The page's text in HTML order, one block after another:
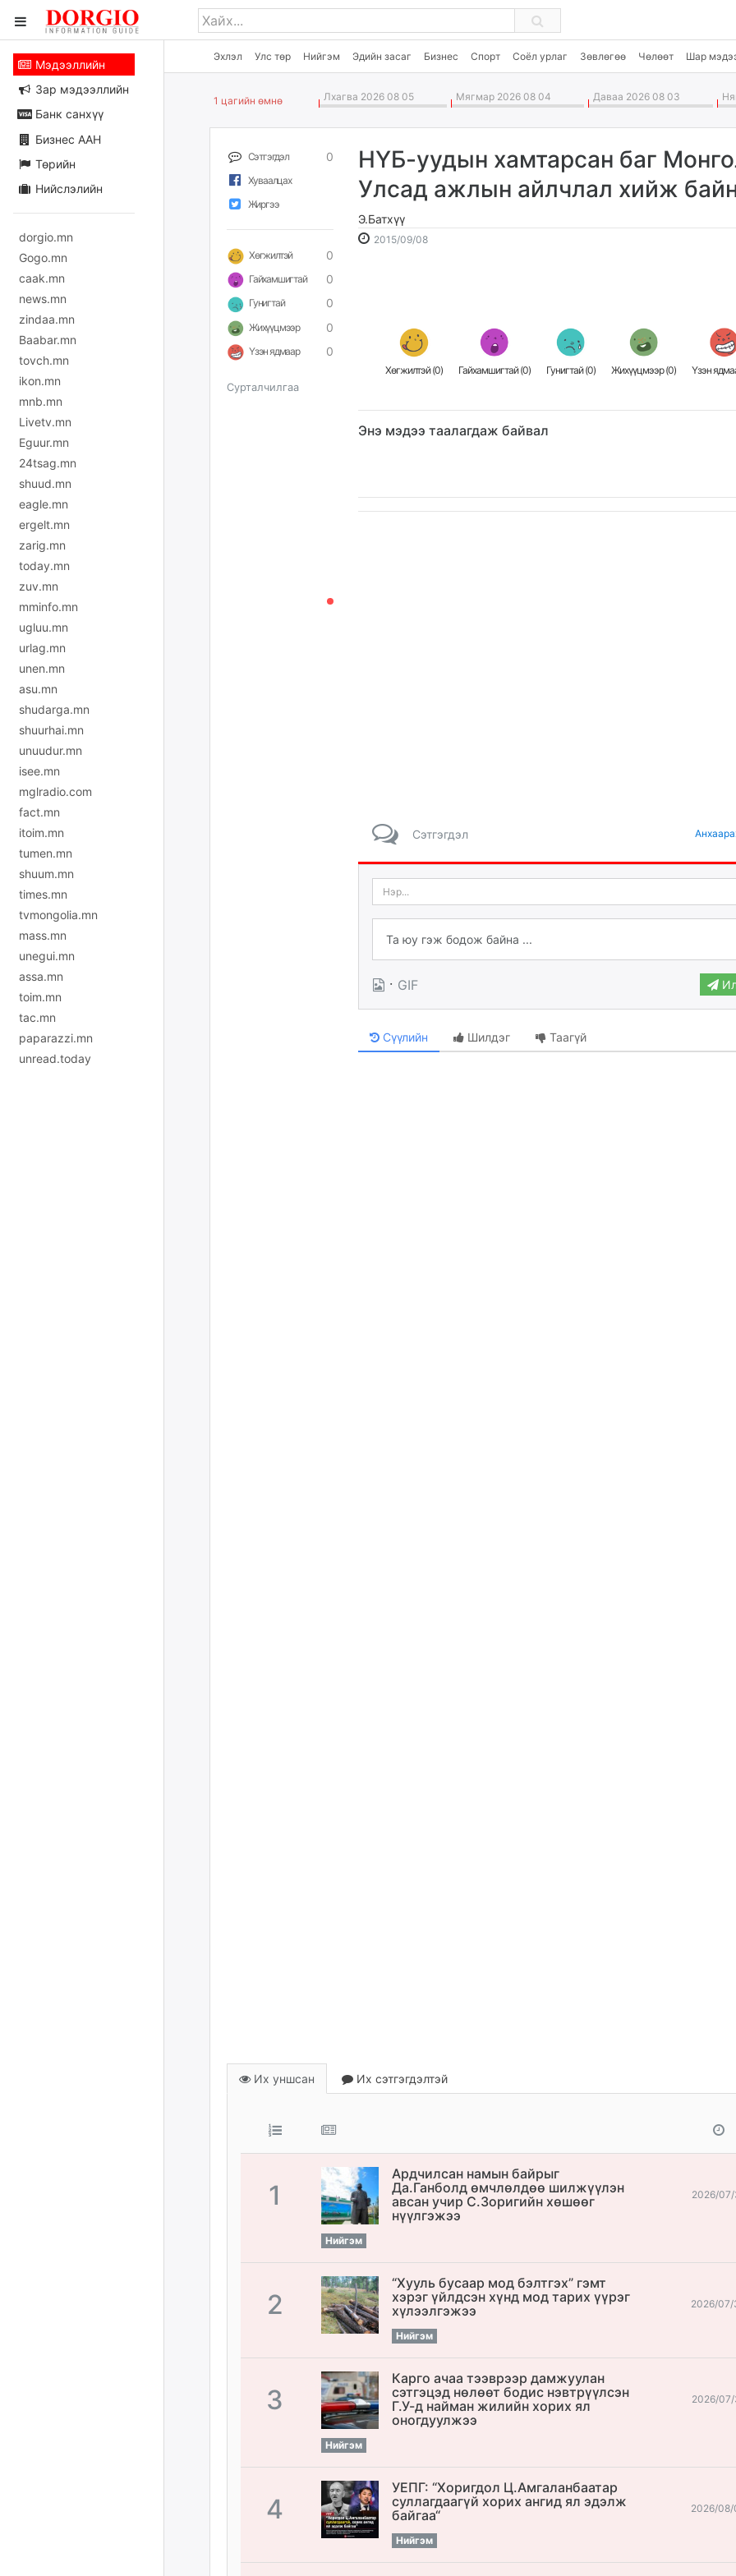
Эхлэл Улс төр Нийгэм Эдийн засаг Бизнес Спорт Соёл урлаг Зөвлөгөө Чөлөөт Шар
Мэдээллийн
Зар мэдээллийн
Банк санхүү
Бизнес ААН
Төрийн
Нийслэлийн
dorgio.mn
Gogo.mn
caak.mn
news.mn
zindaa.mn
Baabar.mn
tovch.mn
ikon.mn
mnb.mn
Livetv.mn
Eguur.mn
24tsag.mn
shuud.mn
eagle.mn
ergelt.mn
zarig.mn
today.mn
zuv.mn
mminfo.mn
ugluu.mn
urlag.mn
unen.mn
asu.mn
shudarga.mn
shuurhai.mn
unuudur.mn
isee.mn
mglradio.com
fact.mn
itoim.mn
tumen.mn
shuum.mn
times.mn
tvmongolia.mn
mass.mn
unegui.mn
assa.mn
toim.mn
tac.mn
paparazzi.mn
unread.today
1 цагийн өмнө Лхагва 2026 08 05 Мягмар 2026 08 04 Даваа 2026 08 03
Сэтгэгдэл 0
Хуваалцах
Жиргээ
Хөгжилтэй 0
Гайхамшигтай 0
Гунигтай 0
Жихүүцмээр 0
Үзэн ядмаар 0
Сурталчилгаа
НҮБ-уудын хамтарсан баг
Улсад ажлын айлчлал хийж
Э.Батхүү
2015/09/082015-
2026-
Хөгжилтэй (0) Гайхамшигтай (0) Гунигтай (0) Жихүүцмээр (0) Үзэн
Энэ мэдээ таалагдаж байвал
Сэтгэгдэл
· GIF
Сүүлийн Шилдэг Таагүй
Их уншсан Их сэтгэгдэлтэй
1
Ардчилсан намын байрыг
Да.Ганболд өмчлөлдөө шилжүүлэн
авсан учир С.Зоригийн хөшөөг
нүүлгэжээ
Нийгэм
2026/07/
2
“Хууль бусаар мод бэлтгэх” гэмт
хэрэг үйлдсэн хүнд мод тарих үүрэг
хүлээлгэжээ
Нийгэм
2026/07/
3
Карго ачаа тээврээр дамжуулан
сэтгэцэд нөлөөт бодис нэвтрүүлсэн
Г.У-д найман жилийн хорих ял
оногдуулжээ
Нийгэм
2026/07/
4
УЕПГ: “Хоригдол Ц.Амгаланбаатар
cуллагдаагүй хорих ангид ял эдэлж
байгаа“
Нийгэм
2026/08/